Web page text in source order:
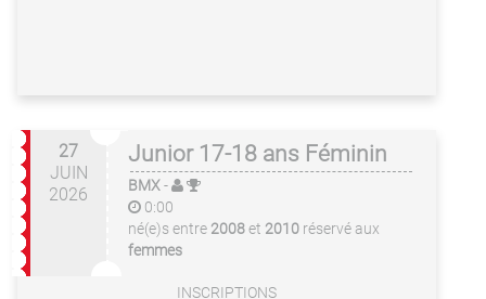
27
JUIN
2026
Junior 17-18 ans Féminin
BMX-
0:00
né(e)s entre 2008et 2010 réservé aux
femmes
INSCRIPTIONS